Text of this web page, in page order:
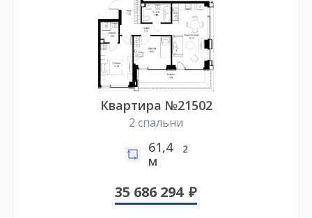
Квартира №21502
2 спальни
61,4
м
2
35 686 294